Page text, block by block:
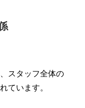
スタッフ全体の
ています。